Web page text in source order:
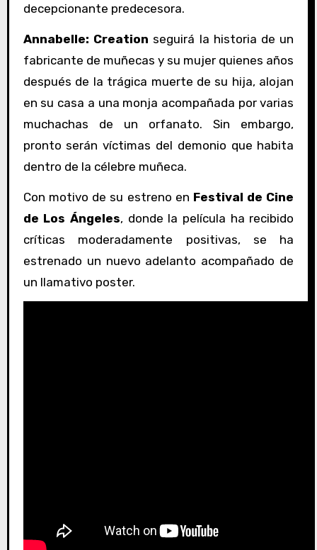
decepcionante predecesora.
Annabelle: Creation seguirá la historia de un
fabricante de muñecas y su mujer quienes años
después de la trágica muerte de su hija, alojan
en su casa a una monja acompañada por varias
muchachas de un orfanato. Sin embargo,
pronto serán víctimas del demonio que habita
dentro de la célebre muñeca.
Con motivo de su estreno en Festival de Cine
de Los Ángeles, donde la película ha recibido
críticas moderadamente positivas, se ha
estrenado un nuevo adelanto acompañado de
un llamativo poster.